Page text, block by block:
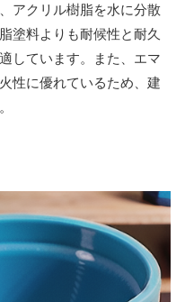
アクリル樹脂を水に分散
塗料よりも耐候性と耐久
しています。また、エマ
性に優れているため、建